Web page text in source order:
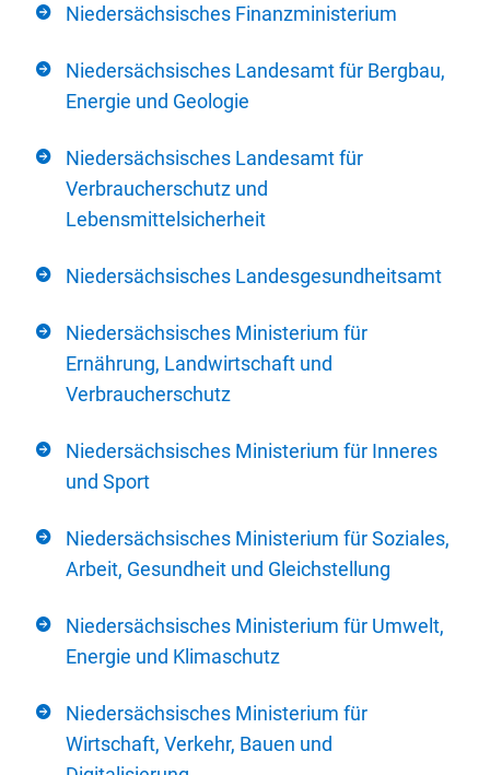
Niedersächsisches Finanzministerium
Niedersächsisches Landesamt für Bergbau,
Energie und Geologie
Niedersächsisches Landesamt für
Verbraucherschutz und
Lebensmittelsicherheit
Niedersächsisches Landesgesundheitsamt
Niedersächsisches Ministerium für
Ernährung, Landwirtschaft und
Verbraucherschutz
Niedersächsisches Ministerium für Inneres
und Sport
Niedersächsisches Ministerium für Soziales,
Arbeit, Gesundheit und Gleichstellung
Niedersächsisches Ministerium für Umwelt,
Energie und Klimaschutz
Niedersächsisches Ministerium für
Wirtschaft, Verkehr, Bauen und